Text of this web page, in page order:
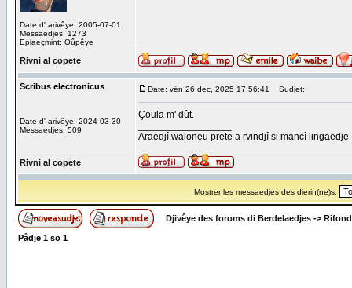
Date d' arivêye: 2005-07-01
Messaedjes: 1273
Eplaeçmint: Oûpêye
Rivni al copete
Scribus electronicus
Date d' arivêye: 2024-03-30
Messaedjes: 509
Date: vén 26 dec, 2025 17:56:41 Sudjet:
Çoula m' dût.
Araedjî waloneu prete a rvindjî si mancî lingaedje
Rivni al copete
Mostrer les messaedjes des dierin(ne)s:
Djivêye des foroms di Berdelaedjes ->
Pådje 1 so 1